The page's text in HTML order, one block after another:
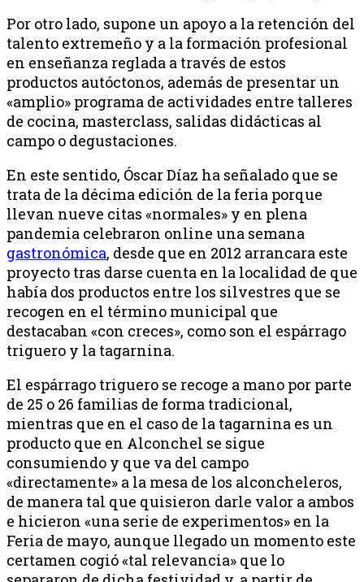
Por otro lado, supone un apoyo a la retención del
talento extremeño y a la formación profesional
en enseñanza reglada a través de estos
productos autóctonos, además de presentar un
«amplio» programa de actividades entre talleres
de cocina, masterclass, salidas didácticas al
campo o degustaciones.
En este sentido, Óscar Díaz ha señalado que se
trata de la décima edición de la feria porque
llevan nueve citas «normales» y en plena
pandemia celebraron online una semana
gastronómica, desde que en 2012 arrancara este
proyecto tras darse cuenta en la localidad de que
había dos productos entre los silvestres que se
recogen en el término municipal que
destacaban «con creces», como son el espárrago
triguero y la tagarnina.
El espárrago triguero se recoge a mano por parte
de 25 o 26 familias de forma tradicional,
mientras que en el caso de la tagarnina es un
producto que en Alconchel se sigue
consumiendo y que va del campo
«directamente» a la mesa de los alconcheleros,
de manera tal que quisieron darle valor a ambos
e hicieron «una serie de experimentos» en la
Feria de mayo, aunque llegado un momento este
certamen cogió «tal relevancia» que lo